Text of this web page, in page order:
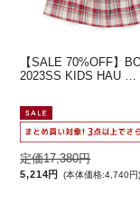
【SALE 70%OFF】
2023SS KIDS HAU …
定価17,380円
5,214円 (本体価格:4,740円)